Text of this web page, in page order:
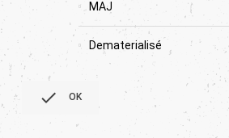
MAJ
Dematerialisé
 OK